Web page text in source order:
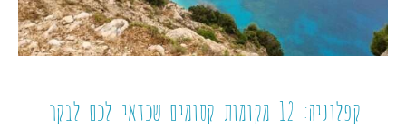
קפלוניה: 12 מקומות קסומים שכדאי לכם לבקר